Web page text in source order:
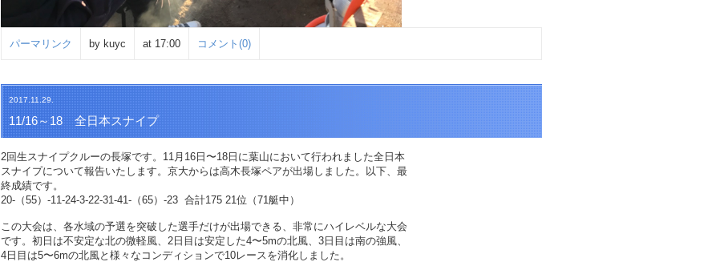
パーマリンク by kuyc at 17:00 コメント(0)
2017.11.29.
11/16～18 全日本スナイプ
2回生スナイプクルーの長塚です。11月16日〜18日に葉山において行われました全日本
スナイプについて報告いたします。京大からは高木長塚ペアが出場しました。以下、最
終成績です。
20-（55）-11-24-3-22-31-41-（65）-23 合計175 21位（71艇中）
この大会は、各水域の予選を突破した選手だけが出場できる、非常にハイレベルな大会
です。初日は不安定な北の微軽風、2日目は安定した4〜5mの北風、3日目は南の強風、
4日目は5〜6mの北風と様々なコンディションで10レースを消化しました。